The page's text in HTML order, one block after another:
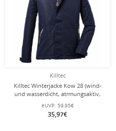
Killtec
Killtec Winterjacke Kow 28 (wind-
und wasserdicht, atrmungsaktiv,
PFC-frei) marineblau Kinder
eUVP: 59,95€
35,97€